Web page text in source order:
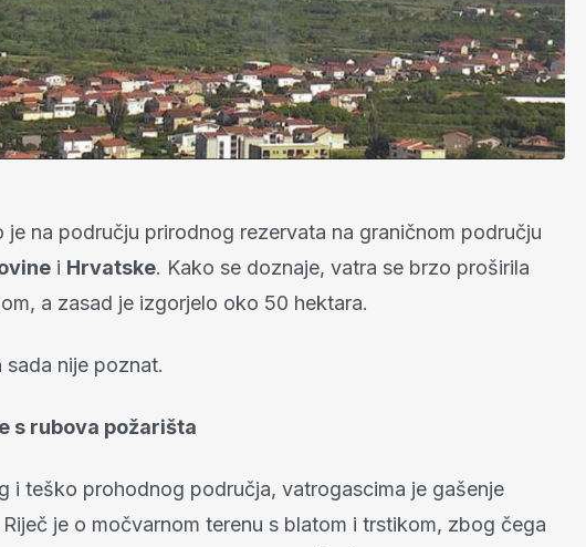
je na području prirodnog rezervata na graničnom području
i Hrvatske. Kako se doznaje, vatra se brzo proširila
a zasad je izgorjelo oko 50 hektara.
nije poznat.
s rubova požarišta
i teško prohodnog područja, vatrogascima je gašenje
je o močvarnom terenu s blatom i trstikom, zbog čega